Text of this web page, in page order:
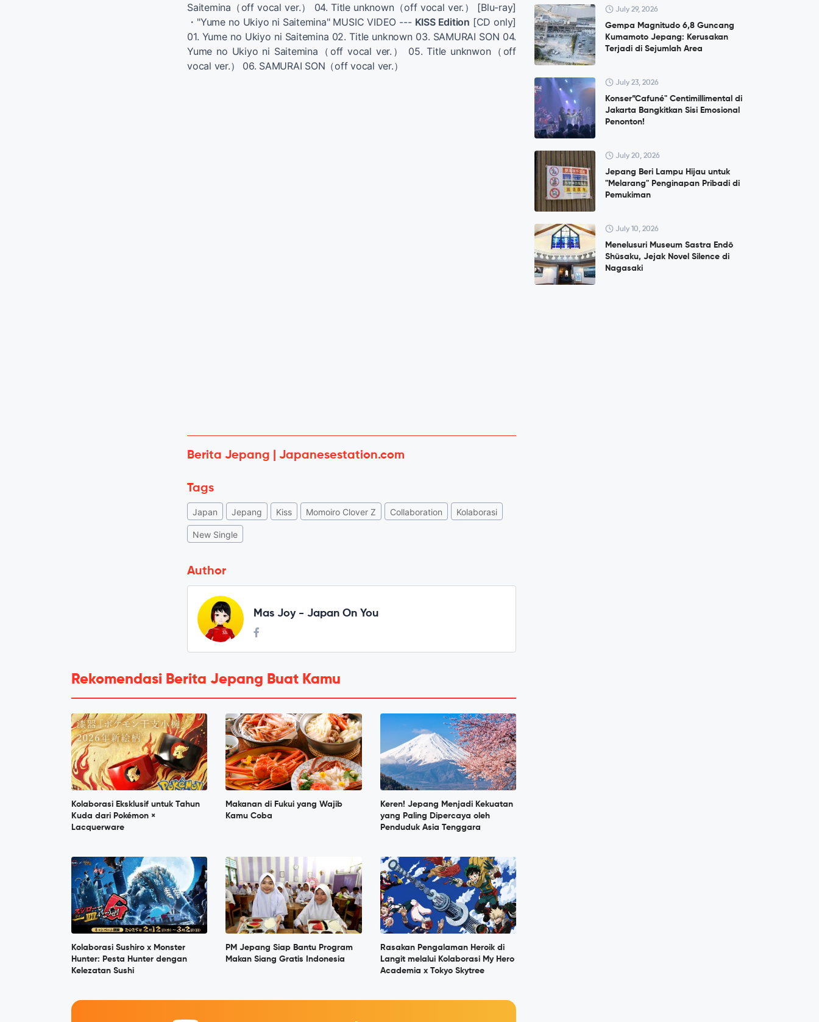
Saitemina（off vocal ver.） 04. Title unknown（off vocal ver.） [Blu-ray]
・"Yume no Ukiyo ni Saitemina" MUSIC VIDEO --- KISS Edition [CD only]
01. Yume no Ukiyo ni Saitemina 02. Title unknown 03. SAMURAI SON 04.
Yume no Ukiyo ni Saitemina（off vocal ver.） 05. Title unknwon（off
vocal ver.） 06. SAMURAI SON（off vocal ver.）
Berita Jepang | Japanesestation.com
Tags
Japan Jepang Kiss Momoiro Clover Z Collaboration Kolaborasi
New Single
Author
Mas Joy - Japan On You
Rekomendasi Berita Jepang Buat Kamu
Kolaborasi Eksklusif untuk Tahun
Kuda dari Pokémon ×
Lacquerware
Makanan di Fukui yang Wajib
Kamu Coba
Keren! Jepang Menjadi Kekuatan
yang Paling Dipercaya oleh
Penduduk Asia Tenggara
Kolaborasi Sushiro x Monster
Hunter: Pesta Hunter dengan
Kelezatan Sushi
PM Jepang Siap Bantu Program
Makan Siang Gratis Indonesia
Rasakan Pengalaman Heroik di
Langit melalui Kolaborasi My Hero
Academia x Tokyo Skytree
July 29, 2026
Gempa Magnitudo 6,8 Guncang
Kumamoto Jepang: Kerusakan
Terjadi di Sejumlah Area
July 23, 2026
Konser”Cafuné" Centimillimental di
Jakarta Bangkitkan Sisi Emosional
Penonton!
July 20, 2026
Jepang Beri Lampu Hijau untuk
"Melarang" Penginapan Pribadi di
Pemukiman
July 10, 2026
Menelusuri Museum Sastra Endō
Shūsaku, Jejak Novel Silence di
Nagasaki